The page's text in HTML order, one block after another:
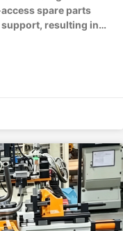
spare parts
support, resulting in
tube‑processing
Verify real
middlemen
Send complete tube
outer diameter, wall